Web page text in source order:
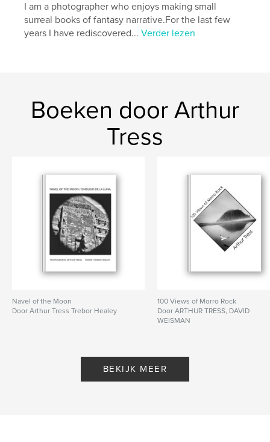
I am a photographer who enjoys making small
surreal books of fantasy narrative.For the last few
years I have rediscovered...Verder lezen
Boeken door Arthur
Tress
Navel of the Moon
Door Arthur Tress Trebor Healey
100 Views of Morro Rock
Door ARTHUR TRESS, DAVID
WEISMAN
BEKIJK MEER